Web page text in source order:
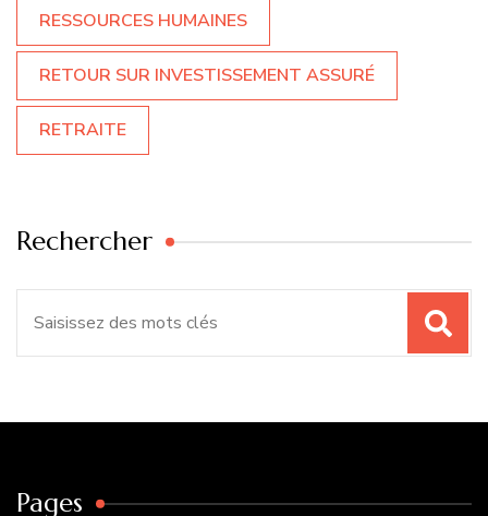
RESSOURCES HUMAINES
RETOUR SUR INVESTISSEMENT ASSURÉ
RETRAITE
Rechercher
Pages